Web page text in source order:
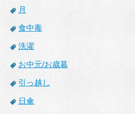
月
食中毒
洗濯
お中元/お歳暮
引っ越し
日傘